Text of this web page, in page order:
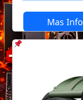
Mas Info